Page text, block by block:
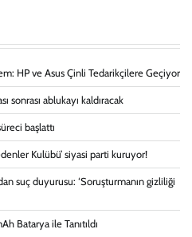
HP ve Asus Çinli Tedarikçilere Geçiyor
sonrası ablukayı kaldıracak
başlattı
Kulübü’ siyasi parti kuruyor!
suç duyurusu: ‘Soruşturmanın gizliliği
Batarya ile Tanıtıldı